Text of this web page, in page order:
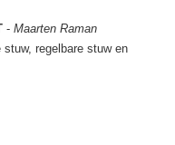
- Maarten Raman
stuw, regelbare stuw en